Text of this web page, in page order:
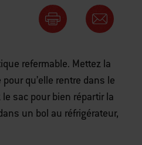
refermable. Mettez la
qu’elle rentre dans le
sac pour bien répartir la
un bol au réfrigérateur,